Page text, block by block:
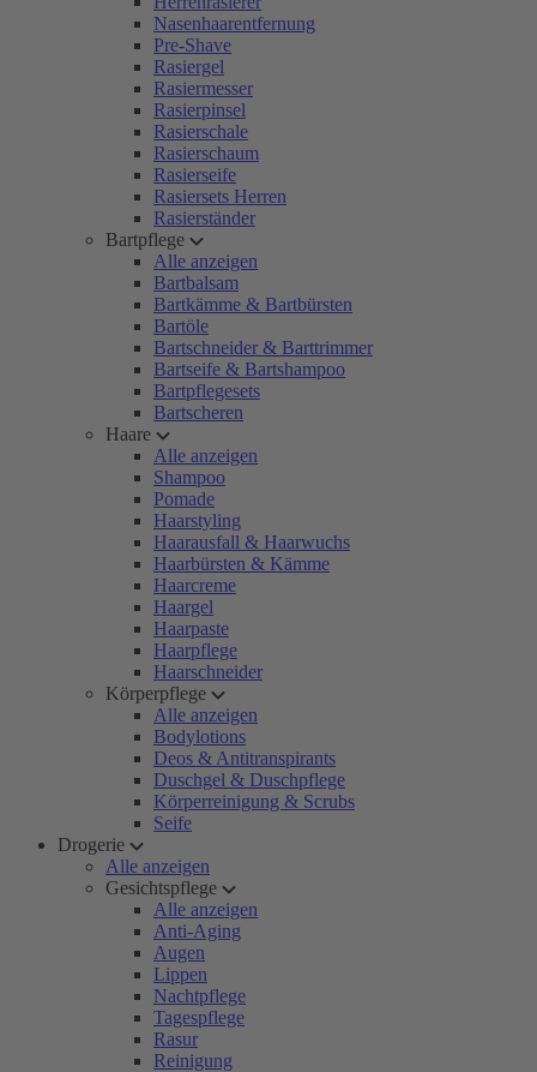
Nasenhaarentfernung
Pre-Shave
Rasiergel
Rasiermesser
Rasierpinsel
Rasierschale
Rasierschaum
Rasierseife
Rasiersets Herren
Rasierständer
Bartpflege
Alle anzeigen
Bartbalsam
Bartkämme & Bartbürsten
Bartöle
Bartschneider & Barttrimmer
Bartseife & Bartshampoo
Bartpflegesets
Bartscheren
Haare
Alle anzeigen
Shampoo
Pomade
Haarstyling
Haarausfall & Haarwuchs
Haarbürsten & Kämme
Haarcreme
Haargel
Haarpaste
Haarpflege
Haarschneider
Körperpflege
Alle anzeigen
Bodylotions
Deos & Antitranspirants
Duschgel & Duschpflege
Körperreinigung & Scrubs
Seife
Drogerie
Alle anzeigen
Gesichtspflege
Alle anzeigen
Anti-Aging
Augen
Lippen
Nachtpflege
Tagespflege
Rasur
Reinigung